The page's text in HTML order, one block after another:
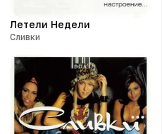
Летели Недели
Сливки